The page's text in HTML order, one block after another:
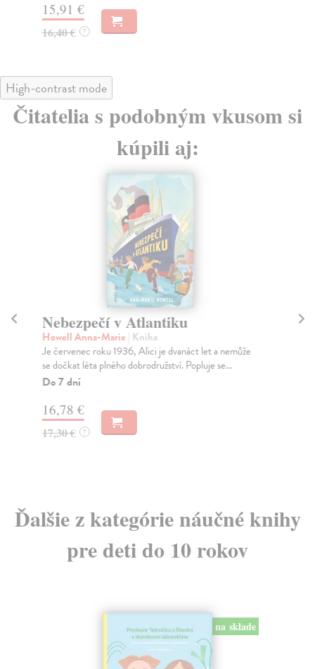
15,91 €
16,40 € ?
High-contrast mode
Čitatelia s podobným vkusom si
kúpili aj:
Nebezpečí v Atlantiku
Howell Anna-Marie | Kniha
Je červenec roku 1936, Alici je dvanáct let a nemůže
se dočkat léta plného dobrodružství. Popluje se...
Do 7 dní
16,78 €
17,30 € ?
Ďalšie z kategórie náučné knihy
pre deti do 10 rokov
na sklade